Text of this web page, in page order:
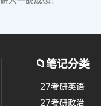
📁笔记分类
27考研英语
27考研政治